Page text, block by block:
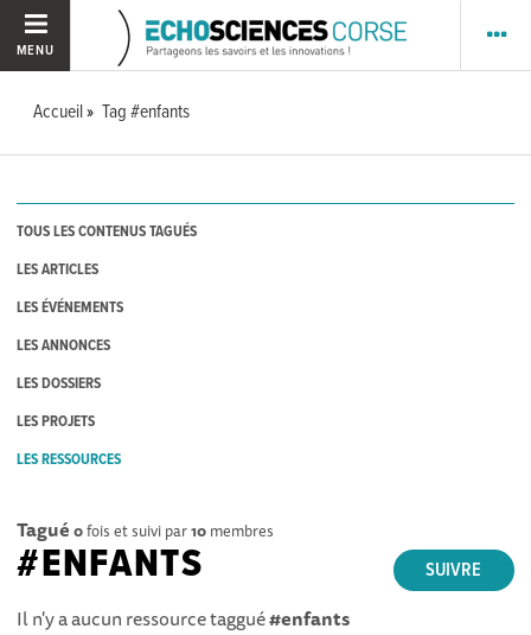
MENU
Accueil Tag #enfants
TOUS LES CONTENUS TAGUÉS
LES ARTICLES
LES ÉVÉNEMENTS
LES ANNONCES
LES DOSSIERS
LES PROJETS
LES RESSOURCES
Tagué 0fois et suivi par10 membres
SUIVRE
#ENFANTS
Il n'y a aucun ressource taggué#enfants